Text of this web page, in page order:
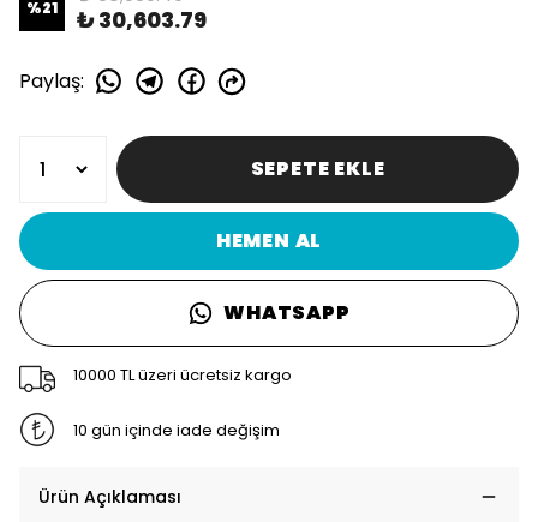
%21 ₺ 30,603.79
Paylaş:
SEPETE EKLE
HEMEN AL
WHATSAPP
10000 TL üzeri ücretsiz kargo
10 gün içinde iade değişim
Ürün Açıklaması